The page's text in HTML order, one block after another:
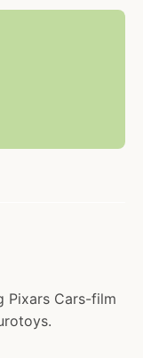
Pixars Cars-film